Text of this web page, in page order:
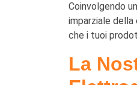
Coinvolgendo
imparziale
che i tuoi
La